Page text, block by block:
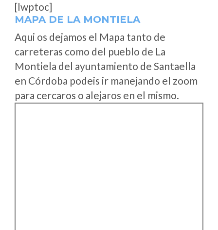
[lwptoc]
MAPA DE LA MONTIELA
Aqui os dejamos el Mapa tanto de
carreteras como del pueblo de La
Montiela del ayuntamiento de Santaella
en Córdoba podeis ir manejando el zoom
para cercaros o alejaros en el mismo.